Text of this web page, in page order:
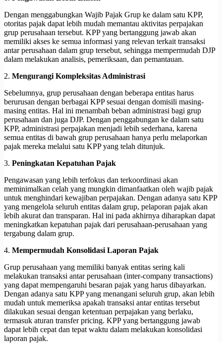
Dengan menggabungkan Wajib Pajak Grup ke dalam satu KPP,
otoritas pajak dapat lebih mudah memantau aktivitas perpajakan
grup perusahaan tersebut. KPP yang bertanggung jawab akan
memiliki akses ke semua informasi yang relevan terkait transaksi
antar perusahaan dalam grup tersebut, sehingga mempermudah DJP
dalam melakukan analisis, pemeriksaan, dan pemantauan.
2. Mengurangi Kompleksitas Administrasi
Sebelumnya, grup perusahaan dengan beberapa entitas harus
berurusan dengan berbagai KPP sesuai dengan domisili masing-
masing entitas. Hal ini menambah beban administrasi bagi grup
perusahaan dan juga DJP. Dengan penggabungan ke dalam satu
KPP, administrasi perpajakan menjadi lebih sederhana, karena
semua entitas di bawah grup perusahaan hanya perlu melaporkan
pajak mereka melalui satu KPP yang telah ditunjuk.
3. Peningkatan Kepatuhan Pajak
Pengawasan yang lebih terfokus dan terkoordinasi akan
meminimalkan celah yang mungkin dimanfaatkan oleh wajib pajak
untuk menghindari kewajiban perpajakan. Dengan adanya satu KPP
yang mengelola seluruh entitas dalam grup, pelaporan pajak akan
lebih akurat dan transparan. Hal ini pada akhirnya diharapkan dapat
meningkatkan kepatuhan pajak dari perusahaan-perusahaan yang
tergabung dalam grup.
4. Mempermudah Konsolidasi Laporan Pajak
Grup perusahaan yang memiliki banyak entitas sering kali
melakukan transaksi antar perusahaan (inter-company transactions)
yang dapat mempengaruhi besaran pajak yang harus dibayarkan.
Dengan adanya satu KPP yang menangani seluruh grup, akan lebih
mudah untuk memeriksa apakah transaksi antar entitas tersebut
dilakukan sesuai dengan ketentuan perpajakan yang berlaku,
termasuk aturan transfer pricing. KPP yang bertanggung jawab
dapat lebih cepat dan tepat waktu dalam melakukan konsolidasi
laporan pajak.